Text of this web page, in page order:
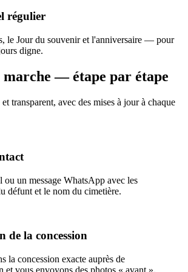
régulier
le Jour du souvenir et l'anniversaire — pour
digne.
marche — étape par étape
transparent, avec des mises à jour à chaque
ou un message WhatsApp avec les
défunt et le nom du cimetière.
de la concession
la concession exacte auprès de
et vous envoyons des photos « avant ».